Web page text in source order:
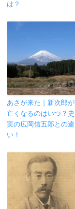
は？
あさが来た｜新次郎が
亡くなるのはいつ？史
実の広岡信五郎との違
い！